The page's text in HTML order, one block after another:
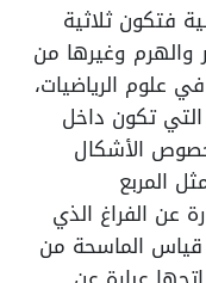
فتكون ثلاثية
والهرم وغيرها من
علوم الرياضيات،
تكون داخل
الأشكال
المربع
عن الفراغ الذي
الماسحة من